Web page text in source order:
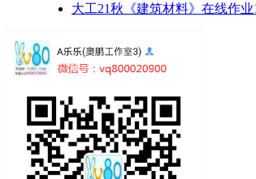
大工21秋《建筑材料》在线作